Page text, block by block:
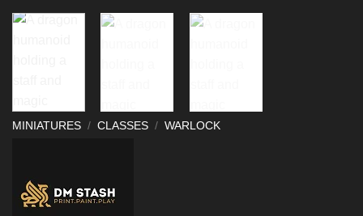
MINIATURES / CLASSES / WARLOCK